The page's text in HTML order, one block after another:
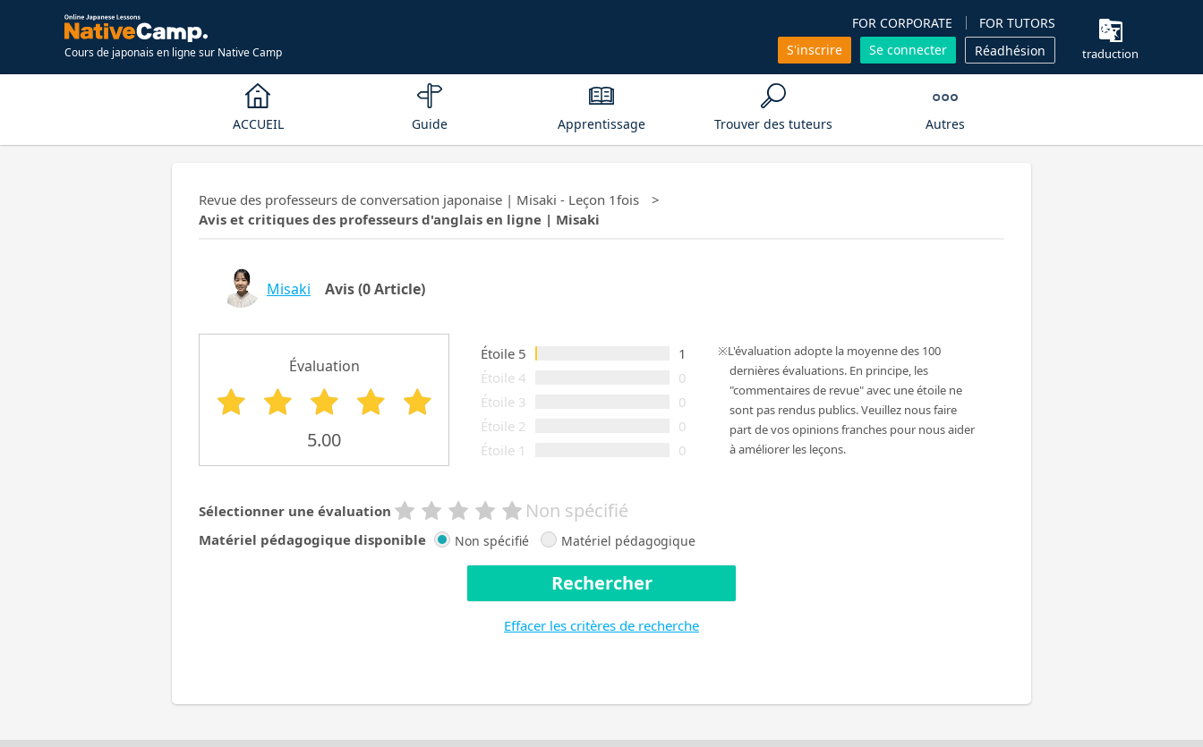
Cours de japonais en ligne sur Native Camp
FOR CORPORATE
FOR TUTORS
S'inscrire
Se connecter Réadhésion traduction
ACCUEIL Guide Apprentissage Trouver des tuteurs Autres
Revue des professeurs de conversation japonaise | Misaki - Leçon 1fois
Avis et critiques des professeurs d'anglais en ligne | Misaki
Misaki Avis(0 Article)
Évaluation
5.00
Étoile 5
1
Étoile 4
0
Étoile 3
0
Étoile 2
0
Étoile 1
0
L'évaluation adopte la moyenne des 100
dernières évaluations. En principe, les
"commentaires de revue" avec une étoile ne
sont pas rendus publics. Veuillez nous faire
part de vos opinions franches pour nous aider
à améliorer les leçons.
Sélectionner une évaluation Non spécifié
Matériel pédagogique disponible Non spécifié Matériel pédagogique
Rechercher
Effacer les critères de recherche